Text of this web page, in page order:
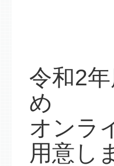
令和2
め
オンラ
用意し